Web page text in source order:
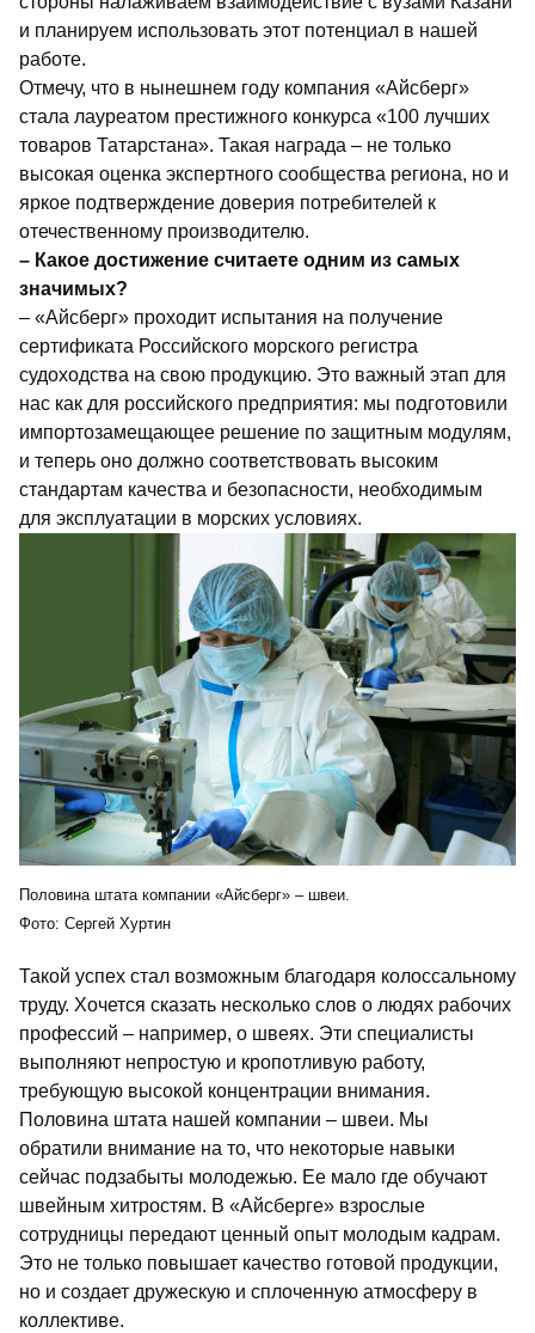
и планируем использовать этот потенциал в нашей
работе.
Отмечу, что в нынешнем году компания «Айсберг»
стала лауреатом престижного конкурса «100 лучших
товаров Татарстана». Такая награда – не только
высокая оценка экспертного сообщества региона, но и
яркое подтверждение доверия потребителей к
отечественному производителю.
– Какое достижение считаете одним из самых
значимых?
– «Айсберг» проходит испытания на получение
сертификата Российского морского регистра
судоходства на свою продукцию. Это важный этап для
нас как для российского предприятия: мы подготовили
импортозамещающее решение по защитным модулям,
и теперь оно должно соответствовать высоким
стандартам качества и безопасности, необходимым
для эксплуатации в морских условиях.
Половина штата компании «Айсберг» – швеи.
Фото: Сергей Хуртин
Такой успех стал возможным благодаря колоссальному
труду. Хочется сказать несколько слов о людях рабочих
профессий – например, о швеях. Эти специалисты
выполняют непростую и кропотливую работу,
требующую высокой концентрации внимания.
Половина штата нашей компании – швеи. Мы
обратили внимание на то, что некоторые навыки
сейчас подзабыты молодежью. Ее мало где обучают
швейным хитростям. В «Айсберге» взрослые
сотрудницы передают ценный опыт молодым кадрам.
Это не только повышает качество готовой продукции,
но и создает дружескую и сплоченную атмосферу в
коллективе.